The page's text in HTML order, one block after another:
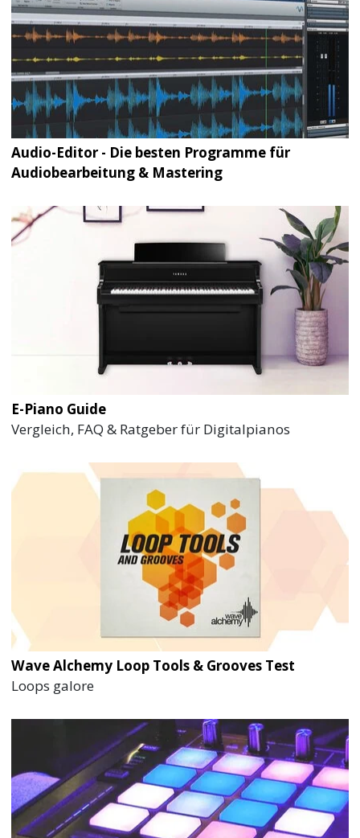
Audio-Editor - Die besten Programme für
Audiobearbeitung & Mastering
E-Piano Guide
Vergleich, FAQ & Ratgeber für Digitalpianos
Wave Alchemy Loop Tools & Grooves Test
Loops galore